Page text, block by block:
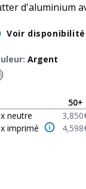
d'aluminium
Voir disponibilité
: Argent
50+
neutre
3,850
imprimé
4,598